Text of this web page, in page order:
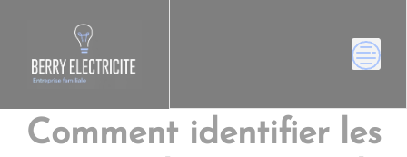
Comment identifier les